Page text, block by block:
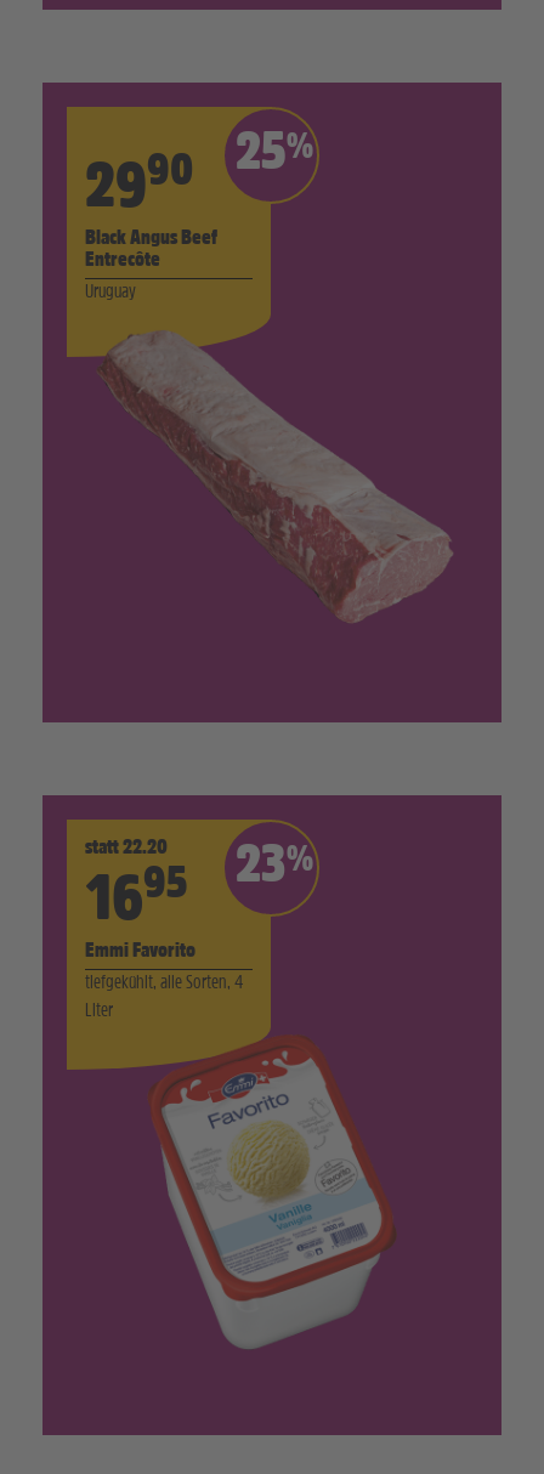
25%
2990
Black Angus Beef
Entrecôte
Uruguay
23%
statt 22.20
1695
Emmi Favorito
tiefgekühlt, alle Sorten, 4
Liter